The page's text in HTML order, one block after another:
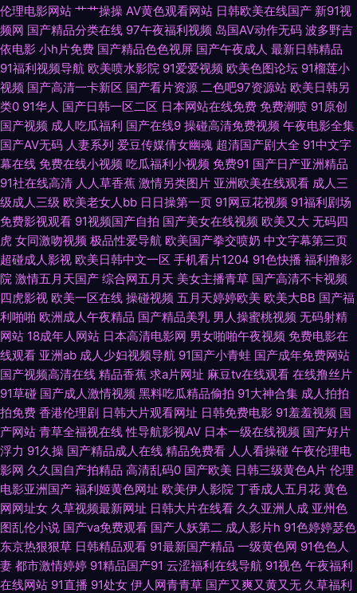
影 影视先锋色色 www91福利 欧洲一区二区 午夜波多解衣 尤物喷水 91免费
熟女在线 丁香五月网站 国产少妇自慰高潮 老司机性交网 欧美成人影音先锋
日韩AV电影导航 偷窥自拍亚洲色图 亚洲深爱激情 91粉色情人 91原创社区
超碰在线久 国产黑料zcm 黄色网入口站黄色 蜜芽视频在线精品 青青青草国
产 日韩三级麻豆 婷婷永久免费 亚洲传媒色情A片 超碰在线人网播放 国产自
产一区在线 九一社一至36 美女十次啦色 欧美穴穴 日韩黄色AV 微拍啪啪啪
亚洲免费成人电影 91成人在线网址 99热新网址是 国产91网 极品人妻少妇 天
天操屄 丰满的大胸继坶3 日本不卡一区 亚洲素人自拍 97综合视频在线 久久
香蕉黄色片 亚州另类春色小说 91网址导航 超碰视97 国产伪娘在线 久久精品
久久精 欧美日P 日韩一二三四 午夜香焦剧场 91版动漫视 91综合在线观看 传
媒视频传媒 含羞草影院在线 巨乳福利导航 欧美日韩在线旡码 日韩成人免费
在线电影黄色 欧美日韩中国综合 神马午夜传媒 91岛国大片 变态另类国产精
品 国产页1 老湿福利舍 欧美在线A∨ 色五月成人网站 亚洲色图2P 91茄子看
片 www久久狼友 丰满少妇AV 久久婷婷视频小说 人妻人人爱 无码六十五 91
超碰丁香 97干婷婷 超碰社区影院 国产片91 久草视频福利站 欧美色图去干网
伦理电影网站 艹艹操操 AV黄色观看网站 日韩欧美在线国产 新91视
频网 国产精品分类在线 97午夜福利视频 岛国AV动作无码 波多野吉
依电影 小h片免费 国产精品色色视屏 国产午夜成人 最新日韩精品
91福利视频导航 欧美喷水影院 91爱爱视频 欧美色图论坛 91榴莲小
视频 国产高清一卡新区 国产看片资源 二色吧97资源站 欧美日韩另
类0 91华人 国产日韩一区二区 日本网站在线免费 免费潮喷 91原创
国产视频 成人吃瓜福利 国产在线9 操碰高清免费视频 午夜电影全集
国产AV无码 人妻系列 爱豆传媒倩女幽魂 超清国产剧大全 91中文字
幕在线 免费在线小视频 吃瓜福利小视频 免费91 国产日产亚洲精品
91社在线高清 人人草香蕉 激情另类图片 亚洲欧美在线观看 成人三
级成人三级 欧美老女人bb 日日操第一页 91网豆花视频 91福利剧场
免费影视观看 91视频国产自拍 国产美女在线视频 欧美又大 无码四
虎 女同激吻视频 极品性爱导航 欧美国产拳交喷奶 中文字幕第三页
超碰成人影视 欧美日韩中文一区 手机看片1204 91色快播 福利撸影
院 激情五月天国产 综合网五月天 美女主播青草 国产高清不卡视频
四虎影视 欧美一区在线 操碰视频 五月天婷婷欧美 欧美大BB 国产福
利啪啪 欧洲成人午夜精品 国产精品美乳 男人操蜜桃视频 无码射精
网站 18成年人网站 日本高清电影网 男女啪啪午夜视频 免费电影在
线观看 亚洲ab 成人少妇视频导航 91国产小青蛙 国产成年免费网站
国产视频高清在线 精品香蕉 求a片网址 麻豆tv在线观看 在线撸丝片
91草碰 国产成人激情视频 黑料吃瓜精品偷拍 91大神合集 成人拍拍
拍免费 香港伦理剧 日韩大片观看网址 日韩免费电影 91羞羞视频 国
产网站 青草全福视在线 性导航影视AV 日本一级在线视频 国产好片
浮力 91久操 国产精品成人在线 精品免费看 人人看操碰 午夜伦理电
影网 久久国自产拍精品 高清乱码0 国产欧美 日韩三级黄色A片 伦理
电影亚洲国产 福利姬黄色网址 欧美伊人影院 丁香成人五月花 黄色
网网址女 久草视频最新网址 日韩大片在线看 久久亚洲人成 亚州色
图乱伦小说 国产va免费观看 国产人妖第二 成人影片h 91色婷婷瑟色
东京热狠狠草 日韩精品观看 91最新国产精品 一级黄色网 91色色人
妻 都市激情婷婷 91精品国产91 云涩福利在线导航 91视色 午夜福利
在线网站 91直播 91处女 伊人网青青草 国产又爽又黄又无 久草福利